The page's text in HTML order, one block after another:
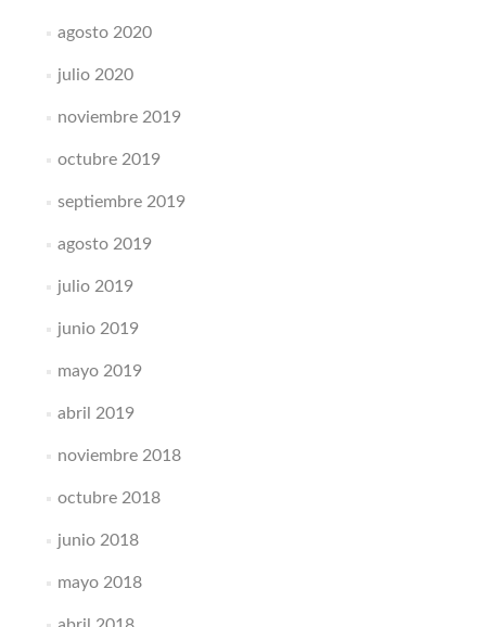
agosto 2020
julio 2020
noviembre 2019
octubre 2019
septiembre 2019
agosto 2019
julio 2019
junio 2019
mayo 2019
abril 2019
noviembre 2018
octubre 2018
junio 2018
mayo 2018